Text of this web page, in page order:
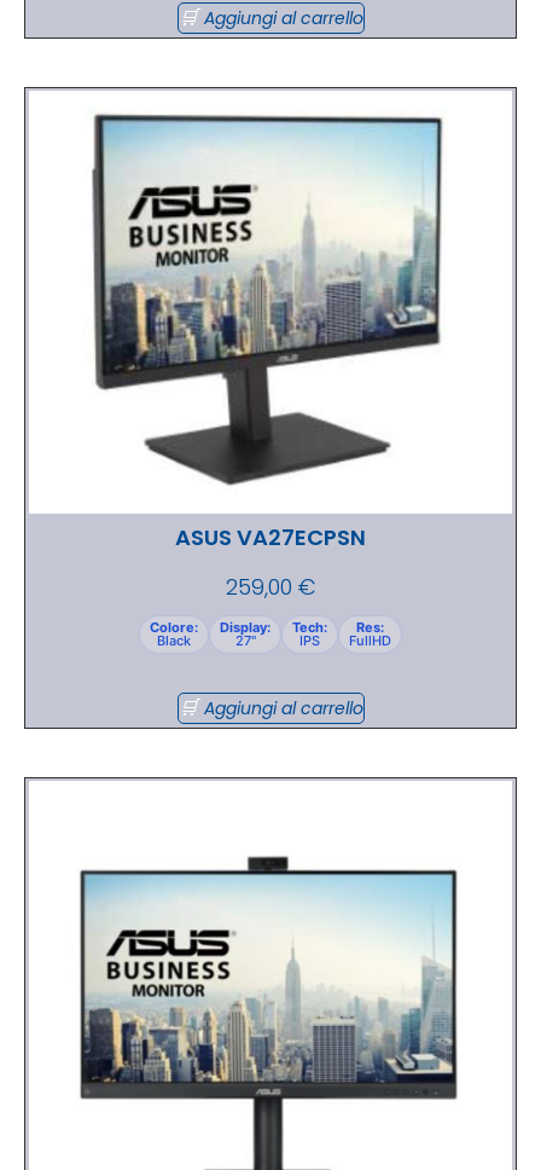
Aggiungi al carrello
ASUS VA27ECPSN
259,00 €
Colore:
Black
Display:
27"
Tech:
IPS
Res:
FullHD
Aggiungi al carrello